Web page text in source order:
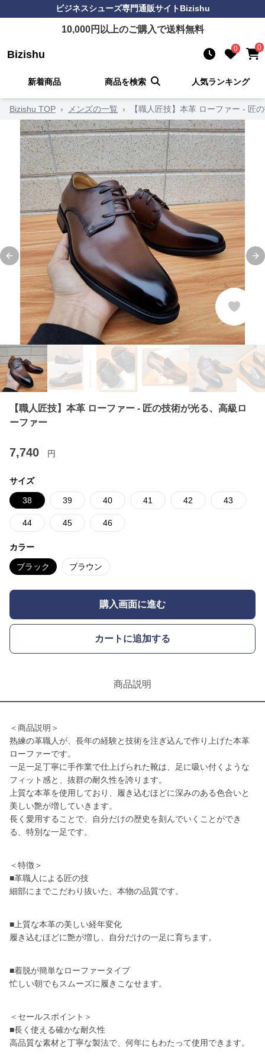
ビジネスシューズ専門通販サイトBizishu
10,000円以上のご購入で送料無料
Bizishu 0 0
新着商品 商品を検索 人気ランキング
Bizishu TOP › メンズの一覧 › 【職人匠技】本革 ローファー - 匠
Previous slide
【職人匠技】本革 ローファー - 匠の技術が光る、高級ロ
ーファー
7,740 円
サイズ
38 39 40 41 42 43
44 45 46
カラー
ブラック ブラウン
購入画面に進む
カートに追加する
商品説明
＜商品説明＞
熟練の革職人が、長年の経験と技術を注ぎ込んで作り上げた本革
ローファーです。
一足一足丁寧に手作業で仕上げられた靴は、足に吸い付くような
フィット感と、抜群の耐久性を誇ります。
上質な本革を使用しており、履き込むほどに深みのある色合いと
美しい艶が増していきます。
長く愛用することで、自分だけの歴史を刻んでいくことができ
る、特別な一足です。
＜特徴＞
■革職人による匠の技
細部にまでこだわり抜いた、本物の品質です。
■上質な本革の美しい経年変化
履き込むほどに艶が増し、自分だけの一足に育ちます。
■着脱が簡単なローファータイプ
忙しい朝でもスムーズに履きこなせます。
＜セールスポイント＞
■長く使える確かな耐久性
高品質な素材と丁寧な製法で、何年にもわたって使用できます。